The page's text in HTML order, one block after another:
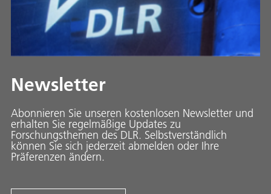
Newsletter
Abonnieren Sie unseren kostenlosen Newsletter und
erhalten Sie regelmäßige Updates zu
Forschungsthemen des DLR. Selbstverständlich
können Sie sich jederzeit abmelden oder Ihre
Präferenzen ändern.